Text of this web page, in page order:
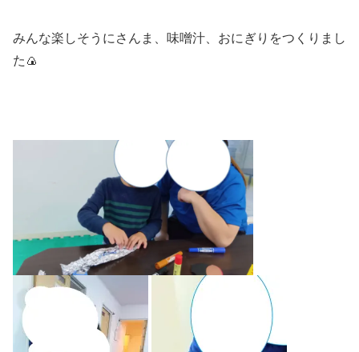
みんな楽しそうにさんま、味噌汁、おにぎりをつくりまし
た🍙